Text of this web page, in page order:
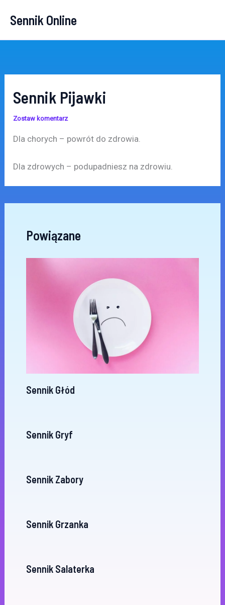
Sennik Online
Sennik Pijawki
Zostaw komentarz
Dla chorych – powrót do zdrowia.
Dla zdrowych – podupadniesz na zdrowiu.
Powiązane
Sennik Głód
Sennik Gryf
Sennik Zabory
Sennik Grzanka
Sennik Salaterka